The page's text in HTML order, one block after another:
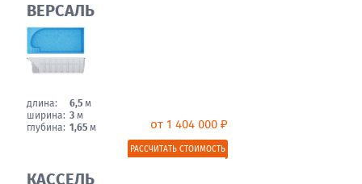
ВЕРСАЛЬ
длина: 6,5 м
ширина: 3 м
глубина: 1,65 м от 1 404 000 ₽
РАССЧИТАТЬ СТОИМОСТЬ
КАССЕЛЬ